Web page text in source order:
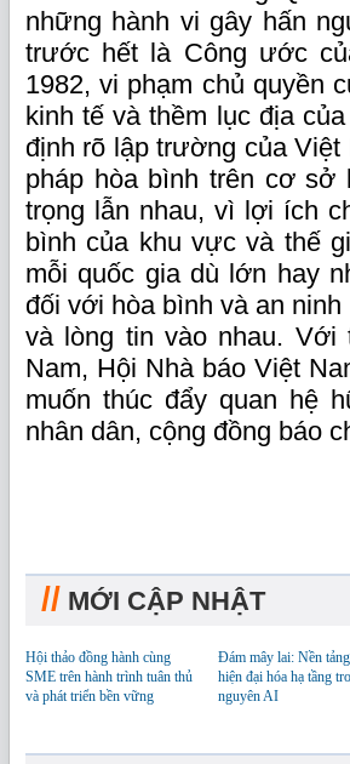
những hành vi gây hấn
trước hết là Công ước
1982, vi phạm chủ quyền
kinh tế và thềm lục địa
định rõ lập trường của
pháp hòa bình trên cơ sở
trọng lẫn nhau, vì lợi ích
bình của khu vực và thế
mỗi quốc gia dù lớn hay
đối với hòa bình và an
và lòng tin vào nhau. Với
Nam, Hội Nhà báo Việt
muốn thúc đẩy quan hệ
nhân dân, cộng đồng báo
// MỚI CẬP NHẬT
Hội thảo đồng hành cùng
SME trên hành trình tuân thủ
và phát triển bền vững
Đám mây lai: Nền
hiện đại hóa hạ tầng
nguyên AI